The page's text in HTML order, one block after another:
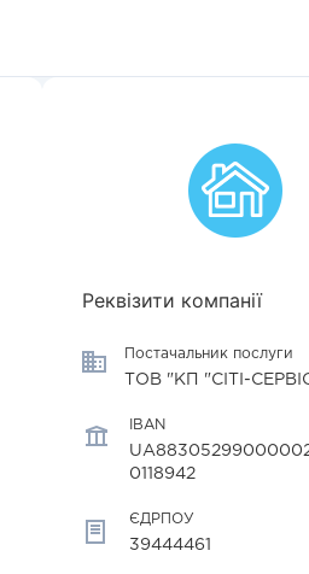
Реквізити компанії
Постачальник послуги
ТОВ "КП "СІТІ-
IBAN
0118942
ЄДРПОУ
39444461